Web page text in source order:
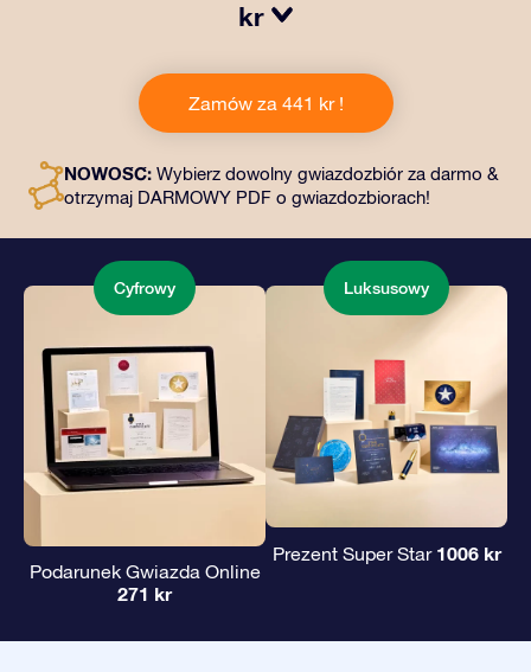
kr
naszemu OSR Gift Pack! Ten zestaw obejmuje piękną
kopertę i spersonalizowane dokumenty wysłane na
wybrany adres, a także dokumenty cyfrowe i bezpłatny
podarowanie wiecznego prezentu przyjaciołom i
bliskim.
Zamów za 441 kr !
NOWOŚĆ: Wybierz dowolny gwiazdozbiór za darmo &
otrzymaj DARMOWY PDF o gwiazdozbiorach!
Cyfrowy
Podarunek Gwiazda Online
271 kr
Luksusowy
Prezent Super Star 1006 kr